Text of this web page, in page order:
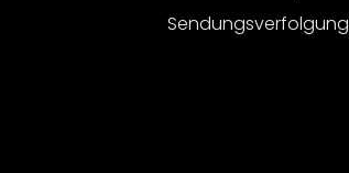
Sendungsverfolgung